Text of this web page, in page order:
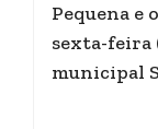
Pequena e
sexta-feira
municipal